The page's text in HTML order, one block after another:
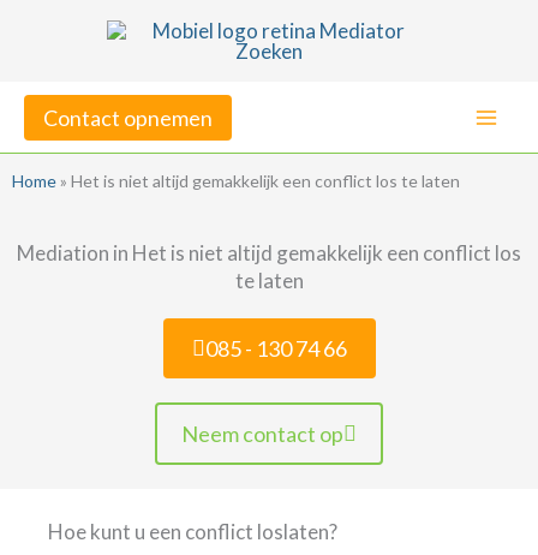
inhoudContact opnemen
Home » Het is niet altijd gemakkelijk een conflict los te laten
Mediation in Het is niet altijd gemakkelijk een conflict los
te laten
085 - 130 74 66
Neem contact op
Hoe kunt u een conflict loslaten?